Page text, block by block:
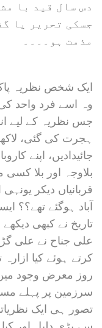
دس سال قید با
جسکی تحریر یا
مذمت ہو۔۔۔۔
ایک شخص نظریہ
وہ اسے فرد واحد
جس نظریہ کے لیے
ہجرت کی گئی،
جائیدادیں، اپنے
بلاوجہ اور بلا کسی
قربانیاں دیکر
آباد ہوگئے تھے؟؟
تاریخ نے کبھی
علی جناح نے علی
کرتے ہوئے کیا
روز معرض وجود
سرزمین پر پہلے
تصور ہی ایک